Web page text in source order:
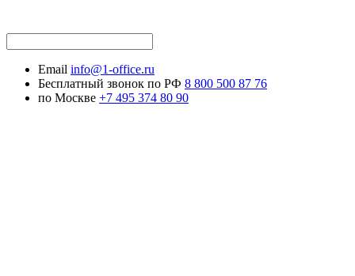
Email info@1-office.ru
Бесплатный звонок по РФ 8 800 500 87 76
по Москве +7 495 374 80 90